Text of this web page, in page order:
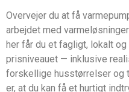
Overvejer du at få
arbejdet med
her får du et fagligt, lokalt
prisniveauet — inklusive
forskellige husstørrelser og
er, at du kan få et hurtigt